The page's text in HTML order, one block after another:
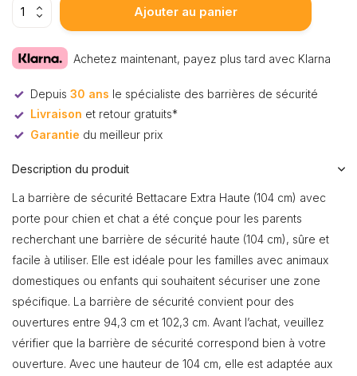
Ajouter au panier
Achetez maintenant, payez plus tard avec Klarna
Depuis 30 ans le spécialiste des barrières de sécurité
Livraison et retour gratuits*
Garantie du meilleur prix
Description du produit
La barrière de sécurité Bettacare Extra Haute (104 cm) avec
porte pour chien et chat a été conçue pour les parents
recherchant une barrière de sécurité haute (104 cm), sûre et
facile à utiliser. Elle est idéale pour les familles avec animaux
domestiques ou enfants qui souhaitent sécuriser une zone
spécifique. La barrière de sécurité convient pour des
ouvertures entre 94,3 cm et 102,3 cm. Avant l’achat, veuillez
vérifier que la barrière de sécurité correspond bien à votre
ouverture. Avec une hauteur de 104 cm, elle est adaptée aux